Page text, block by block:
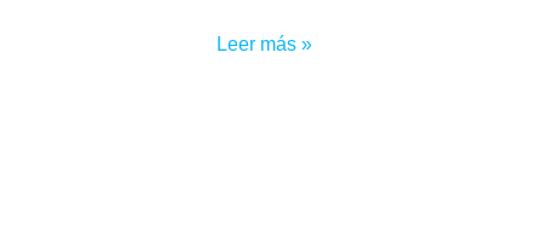
Leer más »